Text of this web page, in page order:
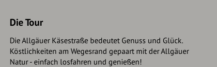
Die Tour
Die Allgäuer Käsestraße bedeutet Genuss und Glück.
Köstlichkeiten am Wegesrand gepaart mit der Allgäuer
Natur - einfach losfahren und genießen!